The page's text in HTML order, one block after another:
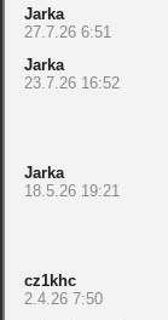
Jarka
27.7.26 6:51
Jarka
23.7.26 16:52
Jarka
18.5.26 19:21
cz1khc
2.4.26 7:50